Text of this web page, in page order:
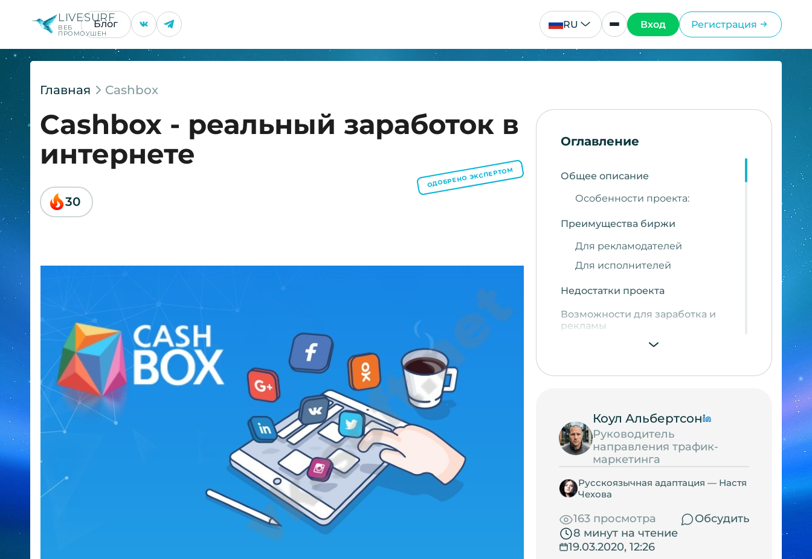
LIVESURF
ВЕБ
ПРОМОУШЕН
Блог RU Вход Регистрация
Главная Cashbox
Cashbox - реальный заработок в
интернете
ОДОБРЕНО ЭКСПЕРТОМ
30
Оглавление
Общее описание
Особенности проекта:
Преимущества биржи
Для рекламодателей
Для исполнителей
Недостатки проекта
Возможности для заработка и
рекламы
Регистрация и вход в личный
Cashbox: развод или нет?
Вывод средств
Партнерская программа
Коул Альбертсон
Руководитель
направления трафик-
маркетинга
Русскоязычная адаптация — Настя
Чехова
163 просмотра
Обсудить
8 минут на чтение
19.03.2020, 12:26